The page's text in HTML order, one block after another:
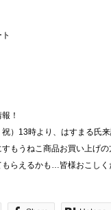
！
）13時より、はすまる氏
もうねこ商品お買い上げ
らえるかも…皆様おこしく